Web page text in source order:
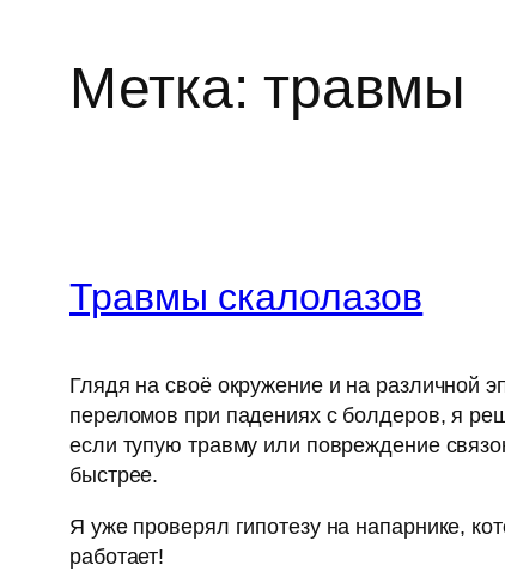
Метка:травмы
Травмы скалолазов
Глядя на своё окружение и на различной
переломов при падениях с болдеров, я
если тупую травму или повреждение
быстрее.
Я уже проверял гипотезу на напарнике,
работает!